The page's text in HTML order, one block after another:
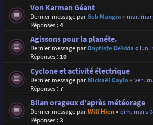
Von Karman Géant
Dernier message parSeb Mangin« mar.
Réponses :4
Agissons pour la planéte.
Dernier message par Baptiste Deïdda « lun.
Réponses : 10
Cyclone et activité électrique
Dernier message par Mickaël Cayla « ven.
Réponses :7
Bilan orageux d'après météorage
Dernier message parWill Hien« dim. mars
Réponses :3